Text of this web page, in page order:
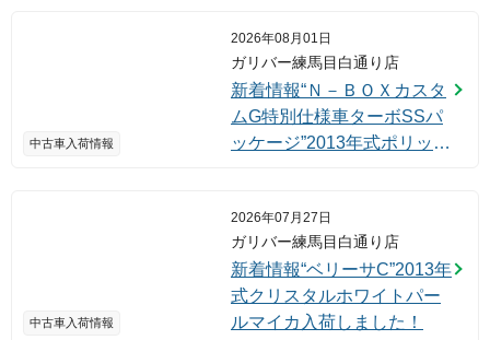
中古車入荷情報
2026年08月01日
ガリバー練馬目白通り店
新着情報“Ｎ－ＢＯＸカスタ
ムG特別仕様車ターボSSパ
ッケージ”2013年式ポリッシ
中古車入荷情報
2026年07月27日
ガリバー練馬目白通り店
新着情報“ベリーサC”2013年
式クリスタルホワイトパー
ルマイカ入荷しました！